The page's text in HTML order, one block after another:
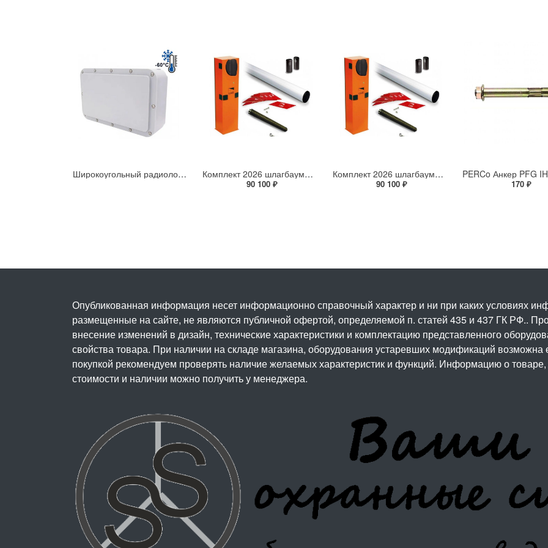
Широкоугольный радиолокационный датчик (радар) обнаружения цели на большой площади DIVITEC DT-PR500-W Комплект 2026 шлагбаума G3750DX Classico: 001G3750_DX - 1 шт.; 001G0402 - 1 шт.; 001G0461 - 1 шт.; 001G04060 - 1 шт.
90 100 ₽
Комплект 2026 шлагбаума G3750SX Classico: 001G3750_SX - 1 шт.; 001G0402 - 1 шт.; 001G0461 - 1 шт.; 001G04060 - 1 шт.
90 100 ₽ 170 ₽
Опубликованная информация несет информационно справочный характер и ни при каких условиях
размещенные на сайте, не являются публичной офертой, определяемой п. статей 435 и 437 ГК РФ..
внесение изменений в дизайн, технические характеристики и комплектацию представленного
свойства товара. При наличии на складе магазина, оборудования устаревших модификаций
покупкой рекомендуем проверять наличие желаемых характеристик и функций. Информацию о товаре,
стоимости и наличии можно получить у менеджера.